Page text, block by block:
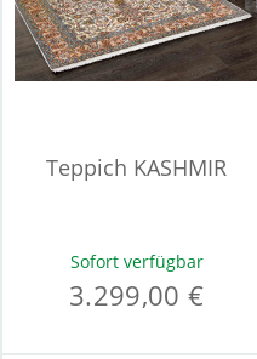
Teppich KASHMIR
Sofort verfügbar
3.299,00 €